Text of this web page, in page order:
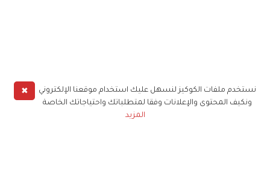
✖
نستخدم ملفات الكوكيز لنسهل عليك استخدام موقعنا الإلكتروني
ونكيف المحتوى والإعلانات وفقا لمتطلباتك واحتياجاتك الخاصة
المزيد